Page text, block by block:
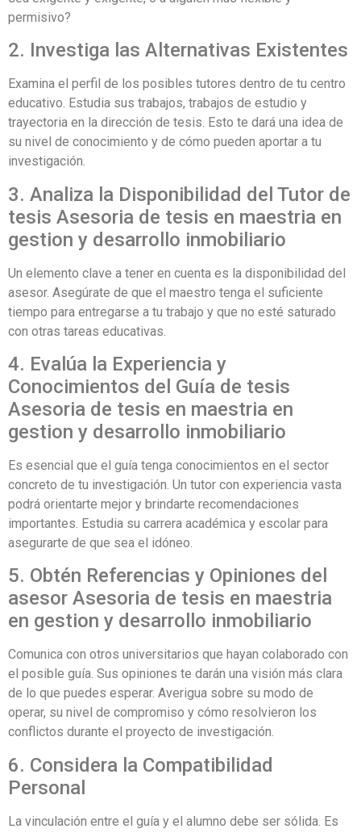
permisivo?
2. Investiga las Alternativas Existentes
Examina el perfil de los posibles tutores dentro de tu centro
educativo. Estudia sus trabajos, trabajos de estudio y
trayectoria en la dirección de tesis. Esto te dará una idea de
su nivel de conocimiento y de cómo pueden aportar a tu
investigación.
3. Analiza la Disponibilidad del Tutor de
tesis Asesoria de tesis en maestria en
gestion y desarrollo inmobiliario
Un elemento clave a tener en cuenta es la disponibilidad del
asesor. Asegúrate de que el maestro tenga el suficiente
tiempo para entregarse a tu trabajo y que no esté saturado
con otras tareas educativas.
4. Evalúa la Experiencia y
Conocimientos del Guía de tesis
Asesoria de tesis en maestria en
gestion y desarrollo inmobiliario
Es esencial que el guía tenga conocimientos en el sector
concreto de tu investigación. Un tutor con experiencia vasta
podrá orientarte mejor y brindarte recomendaciones
importantes. Estudia su carrera académica y escolar para
asegurarte de que sea el idóneo.
5. Obtén Referencias y Opiniones del
asesor Asesoria de tesis en maestria
en gestion y desarrollo inmobiliario
Comunica con otros universitarios que hayan colaborado con
el posible guía. Sus opiniones te darán una visión más clara
de lo que puedes esperar. Averigua sobre su modo de
operar, su nivel de compromiso y cómo resolvieron los
conflictos durante el proyecto de investigación.
6. Considera la Compatibilidad
Personal
La vinculación entre el guía y el alumno debe ser sólida. Es